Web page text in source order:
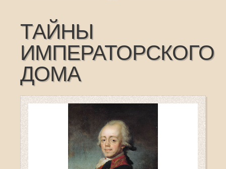
ТАЙНЫ
ИМПЕРАТОРСКОГО
ДОМА